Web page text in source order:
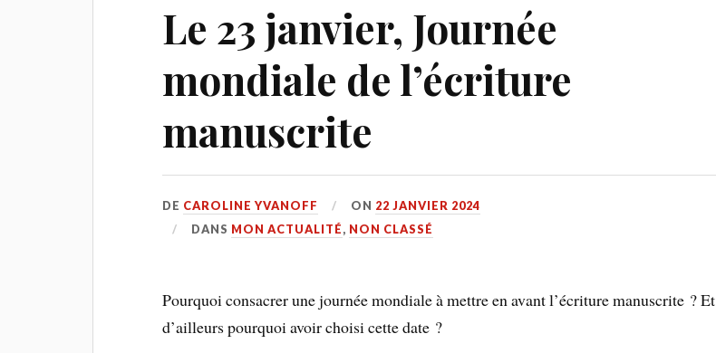
Le 23 janvier, Journée
mondiale de l’écriture
manuscrite
DE CAROLINE YVANOFF ON 22 JANVIER 2024
DANS MON ACTUALITÉ, NON CLASSÉ
Pourquoi consacrer une journée mondiale à mettre en avant l’écriture manuscrite ? Et
d’ailleurs pourquoi avoir choisi cette date ?